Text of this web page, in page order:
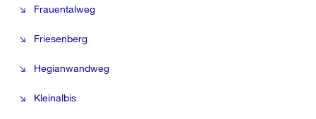
Frauentalweg
Friesenberg
Hegianwandweg
Kleinalbis